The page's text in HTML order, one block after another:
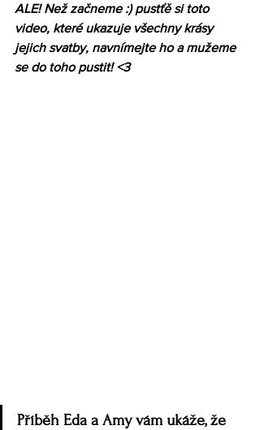
ALE! Než začneme :) pustťě si toto
video, které ukazuje všechny krásy
jejich svatby, navnímejte ho a mužeme
se do toho pustit! <3
Příběh Eda a Amy vám ukáže, že